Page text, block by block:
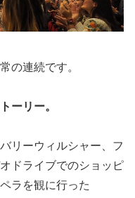
の連続です。
ーリー。
リーウィルシャー、フ
ドライブでのショッピ
ラを観に行った